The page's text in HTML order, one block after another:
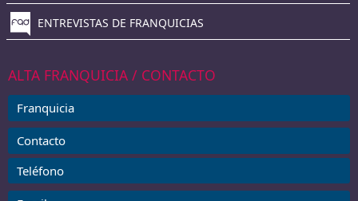
ENTREVISTAS DE FRANQUICIAS
ALTA FRANQUICIA / CONTACTO